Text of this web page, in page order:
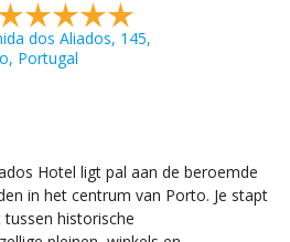
dos Aliados, 145,
Portugal
Hotel ligt pal aan de beroemde
in het centrum van Porto. Je stapt
historische